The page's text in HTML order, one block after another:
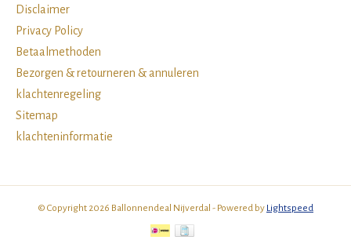
Disclaimer
Privacy Policy
Betaalmethoden
Bezorgen & retourneren & annuleren
klachtenregeling
Sitemap
klachteninformatie
© Copyright 2026 Ballonnendeal Nijverdal - Powered by Lightspeed